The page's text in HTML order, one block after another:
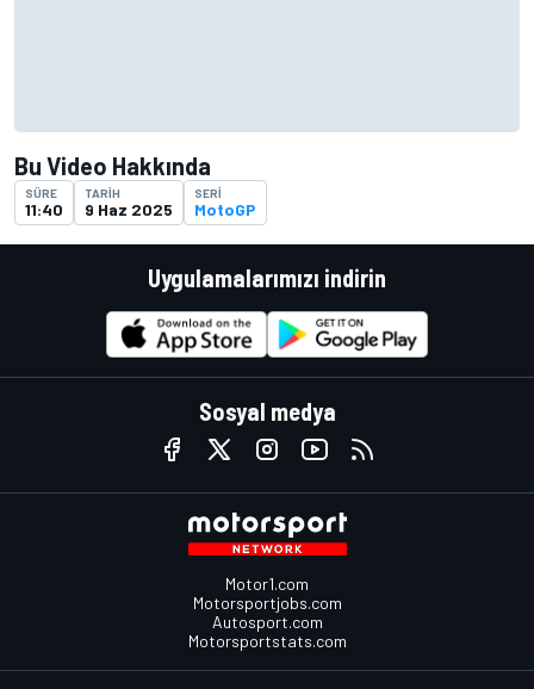
Bu Video Hakkında
SÜRE
11:40
TARIH
9 Haz 2025
SERI
MotoGP
Uygulamalarımızı indirin
Sosyal medya
Motor1.com
Motorsportjobs.com
Autosport.com
Motorsportstats.com